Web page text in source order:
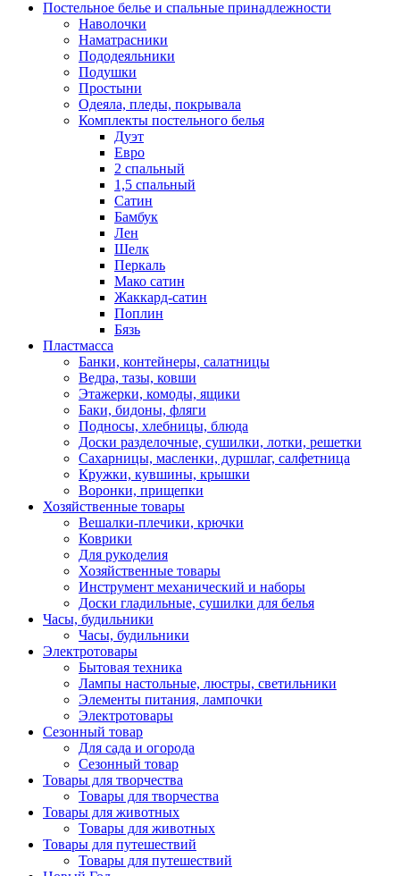
Постельное белье и спальные принадлежности
Наволочки
Наматрасники
Пододеяльники
Подушки
Простыни
Одеяла, пледы, покрывала
Комплекты постельного белья
Дуэт
Евро
2 спальный
1,5 спальный
Сатин
Бамбук
Лен
Шелк
Перкаль
Мако сатин
Жаккард-сатин
Поплин
Бязь
Пластмасса
Банки, контейнеры, салатницы
Ведра, тазы, ковши
Этажерки, комоды, ящики
Баки, бидоны, фляги
Подносы, хлебницы, блюда
Доски разделочные, сушилки, лотки, решетки
Сахарницы, масленки, дуршлаг, салфетница
Кружки, кувшины, крышки
Воронки, прищепки
Хозяйственные товары
Вешалки-плечики, крючки
Коврики
Для рукоделия
Хозяйственные товары
Инструмент механический и наборы
Доски гладильные, сушилки для белья
Часы, будильники
Часы, будильники
Электротовары
Бытовая техника
Лампы настольные, люстры, светильники
Элементы питания, лампочки
Электротовары
Сезонный товар
Для сада и огорода
Сезонный товар
Товары для творчества
Товары для творчества
Товары для животных
Товары для животных
Товары для путешествий
Товары для путешествий